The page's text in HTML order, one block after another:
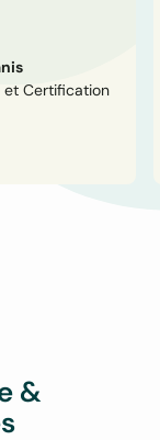
et Certification
&